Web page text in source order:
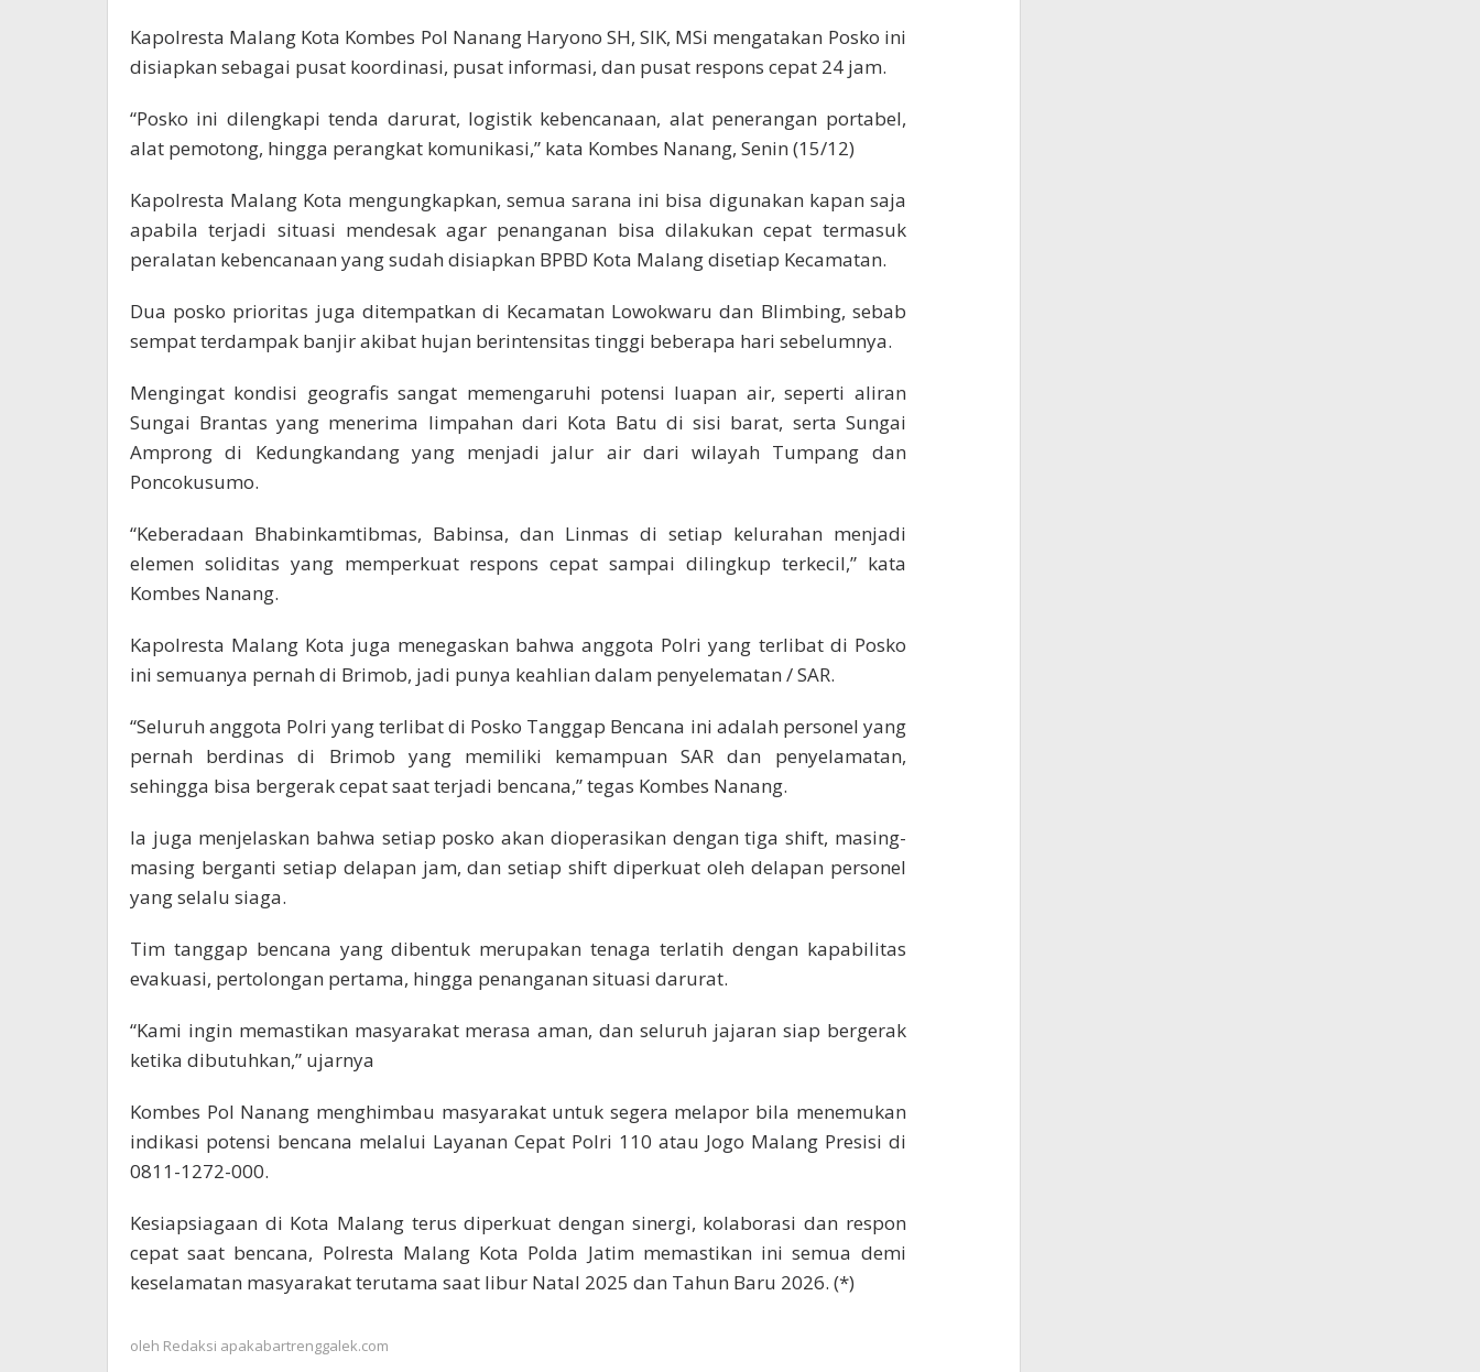
Kapolresta Malang Kota Kombes Pol Nanang Haryono SH, SIK, MSi mengatakan Posko ini
disiapkan sebagai pusat koordinasi, pusat informasi, dan pusat respons cepat 24 jam.
“Posko ini dilengkapi tenda darurat, logistik kebencanaan, alat penerangan portabel,
alat pemotong, hingga perangkat komunikasi,” kata Kombes Nanang, Senin (15/12)
Kapolresta Malang Kota mengungkapkan, semua sarana ini bisa digunakan kapan saja
apabila terjadi situasi mendesak agar penanganan bisa dilakukan cepat termasuk
peralatan kebencanaan yang sudah disiapkan BPBD Kota Malang disetiap Kecamatan.
Dua posko prioritas juga ditempatkan di Kecamatan Lowokwaru dan Blimbing, sebab
sempat terdampak banjir akibat hujan berintensitas tinggi beberapa hari sebelumnya.
Mengingat kondisi geografis sangat memengaruhi potensi luapan air, seperti aliran
Sungai Brantas yang menerima limpahan dari Kota Batu di sisi barat, serta Sungai
Amprong di Kedungkandang yang menjadi jalur air dari wilayah Tumpang dan
Poncokusumo.
“Keberadaan Bhabinkamtibmas, Babinsa, dan Linmas di setiap kelurahan menjadi
elemen soliditas yang memperkuat respons cepat sampai dilingkup terkecil,” kata
Kombes Nanang.
Kapolresta Malang Kota juga menegaskan bahwa anggota Polri yang terlibat di Posko
ini semuanya pernah di Brimob, jadi punya keahlian dalam penyelematan / SAR.
“Seluruh anggota Polri yang terlibat di Posko Tanggap Bencana ini adalah personel yang
pernah berdinas di Brimob yang memiliki kemampuan SAR dan penyelamatan,
sehingga bisa bergerak cepat saat terjadi bencana,” tegas Kombes Nanang.
Ia juga menjelaskan bahwa setiap posko akan dioperasikan dengan tiga shift, masing-
masing berganti setiap delapan jam, dan setiap shift diperkuat oleh delapan personel
yang selalu siaga.
Tim tanggap bencana yang dibentuk merupakan tenaga terlatih dengan kapabilitas
evakuasi, pertolongan pertama, hingga penanganan situasi darurat.
“Kami ingin memastikan masyarakat merasa aman, dan seluruh jajaran siap bergerak
ketika dibutuhkan,” ujarnya
Kombes Pol Nanang menghimbau masyarakat untuk segera melapor bila menemukan
indikasi potensi bencana melalui Layanan Cepat Polri 110 atau Jogo Malang Presisi di
0811-1272-000.
Kesiapsiagaan di Kota Malang terus diperkuat dengan sinergi, kolaborasi dan respon
cepat saat bencana, Polresta Malang Kota Polda Jatim memastikan ini semua demi
keselamatan masyarakat terutama saat libur Natal 2025 dan Tahun Baru 2026. (*)
oleh Redaksi apakabartrenggalek.com